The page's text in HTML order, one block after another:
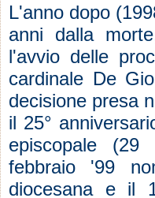
L'anno dopo
anni dalla
l'avvio delle
cardinale De
decisione presa
il 25°
episcopale
febbraio '99
diocesana e il